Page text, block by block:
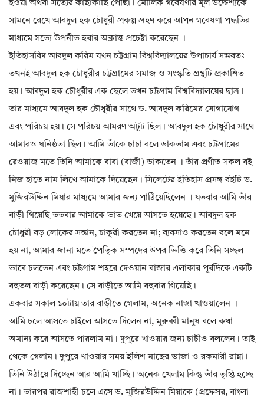
হওয়া অথবা সত্যের কাছাকাছি পৌঁছা। মৌলিক গবেষণার মূল উদ্দেশ্যকে
সামনে রেখে আবদুল হক চৌধুরী প্রকল্প গ্রহণ করে আপন গবেষণা পদ্ধতির
মাধ্যমে সত্যে উপনীত হবার অক্লান্ত প্রচেষ্টা করেছেন ।
ইতিহাসবিদ আবদুল করিম যখন চট্টগ্রাম বিশ্ববিদ্যালয়ের উপাচার্য সম্ভবতঃ
তখনই আবদুল হক চৌধুরীর চট্টগ্রামের সমাজ ও সংস্কৃতি গ্রন্থটি প্রকাশিত
হয়। আবদুল হক চৌধুরীর এক ছেলে তখন চট্টগ্রাম বিশ্ববিদ্যালয়ের ছাত্র।
তার মাধ্যমে আবদুল হক চৌধুরীর সাথে ড. আবদুল করিমের যোগাযোগ
এবং পরিচয় হয়। সে পরিচয় আমরণ অটুট ছিল। আবদুল হক চৌধুরীর সাথে
আমারও ঘনিষ্ঠতা ছিল। আমি তাঁকে চাচা বলে ডাকতাম এবং চট্টগ্রামের
রেওয়াজ মতে তিনি আমাকে বাবা (বাজী) ডাকতেন । তাঁর প্রণীত সকল বই
নিজ হাতে নাম লিখে আমাকে দিয়েছেন। সিলেটের ইতিহাস প্রসঙ্গ বইটি ড.
মুজিরউদ্দিন মিয়ার মাধ্যমে আমার জন্য পাঠিয়েছিলেন । যতবার আমি তাঁর
বাড়ী গিয়েছি ততবার আমাকে ভাত খেয়ে আসতে হয়েছে। আবদুল হক
চৌধুরী বড় লোকের সন্তান, চাকুরী করতেন না; ব্যবসাও করতেন বলে মনে
হয় না, আমার জানা মতে পৈতিৃক সম্পদের উপর ভিত্তি করে তিনি সচ্ছল
ভাবে চলতেন এবং চট্টগ্রাম শহরে দেওয়ান বাজার এলাকার পূর্বদিকে একটি
বহুতল বাড়ী করেছেন। সে বাড়ীতে আমি বহুবার গিয়েছি।
একবার সকাল ১০টায় তার বাড়ীতে গেলাম, অনেক নাস্তা খাওয়ালেন ।
আমি চলে আসতে চাইলে আসতে দিলেন না, মুরুব্বী মানুষ বলে কথা
অমান্য করে আসতে পারলাম না। দুপুরে খাওয়ার জন্য চাচীও বললেন। তাই
থেকে গেলাম। দুপুরে খাওয়ার সময় ইলিশ মাছের ভাজা ও রকমারী রান্না।
তিনি উঠায়ে দিচ্ছেন আর আমি খাচ্ছি। অনেক খেলাম কিন্তু তাঁর তৃপ্তি হচ্ছে
না। তারপর রাজশাহী চলে এসে ড. মুজিরউদ্দিন মিয়াকে (প্রফেসর, বাংলা